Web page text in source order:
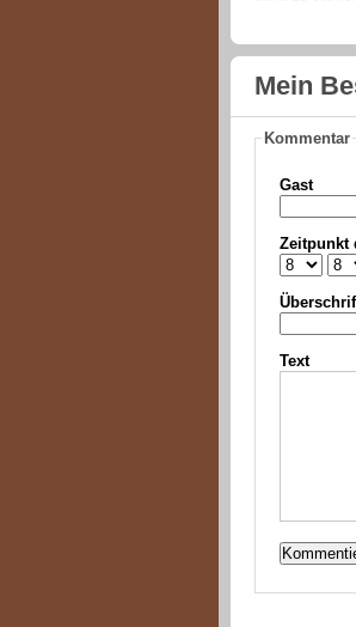
Mein
Kommentar
Gast
Zeitpunkt
Text